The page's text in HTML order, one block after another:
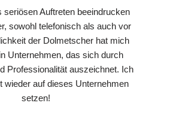
seriösen Auftreten beeindrucken
sowohl telefonisch als auch vor
der Dolmetscher hat mich
Unternehmen, das sich durch
Professionalität auszeichnet. Ich
wieder auf dieses Unternehmen
setzen!